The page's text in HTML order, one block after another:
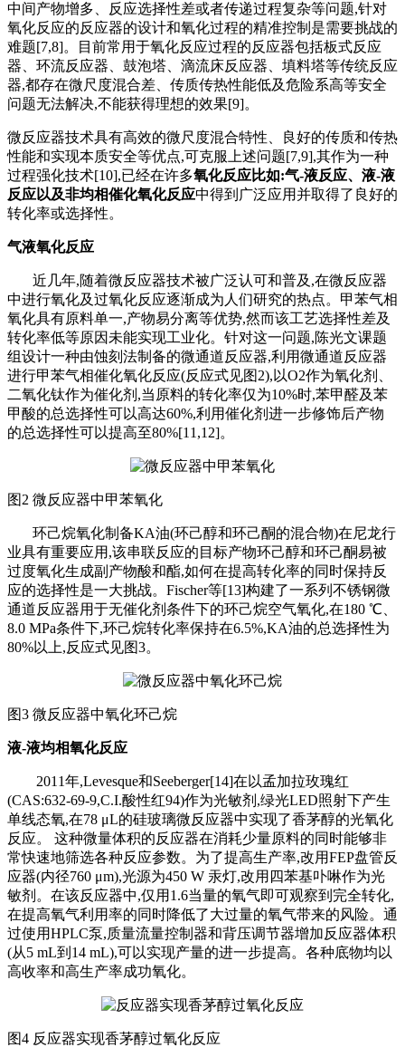
中间产物增多、反应选择性差或者传递过程复杂等问题,针对
氧化反应的反应器的设计和氧化过程的精准控制是需要挑战的
难题[7,8]。目前常用于氧化反应过程的反应器包括板式反应
器、环流反应器、鼓泡塔、滴流床反应器、填料塔等传统反应
器,都存在微尺度混合差、传质传热性能低及危险系高等安全
问题无法解决,不能获得理想的效果[9]。
微反应器技术具有高效的微尺度混合特性、良好的传质和传热
性能和实现本质安全等优点,可克服上述问题[7,9],其作为一种
过程强化技术[10],已经在许多氧化反应比如:气-液反应、液-液
反应以及非均相催化氧化反应中得到广泛应用并取得了良好的
转化率或选择性。
气液氧化反应
近几年,随着微反应器技术被广泛认可和普及,在微反应器
中进行氧化及过氧化反应逐渐成为人们研究的热点。甲苯气相
氧化具有原料单一,产物易分离等优势,然而该工艺选择性差及
转化率低等原因未能实现工业化。针对这一问题,陈光文课题
组设计一种由蚀刻法制备的微通道反应器,利用微通道反应器
进行甲苯气相催化氧化反应(反应式见图2),以O2作为氧化剂、
二氧化钛作为催化剂,当原料的转化率仅为10%时,苯甲醛及苯
甲酸的总选择性可以高达60%,利用催化剂进一步修饰后产物
的总选择性可以提高至80%[11,12]。
图2 微反应器中甲苯氧化
环己烷氧化制备KA油(环己醇和环己酮的混合物)在尼龙行
业具有重要应用,该串联反应的目标产物环己醇和环己酮易被
过度氧化生成副产物酸和酯,如何在提高转化率的同时保持反
应的选择性是一大挑战。Fischer等[13]构建了一系列不锈钢微
通道反应器用于无催化剂条件下的环己烷空气氧化,在180 ℃、
8.0 MPa条件下,环己烷转化率保持在6.5%,KA油的总选择性为
80%以上,反应式见图3。
图3 微反应器中氧化环己烷
液-液均相氧化反应
2011年,Levesque和Seeberger[14]在以孟加拉玫瑰红
(CAS:632-69-9,C.I.酸性红94)作为光敏剂,绿光LED照射下产生
单线态氧,在78 μL的硅玻璃微反应器中实现了香茅醇的光氧化
反应。 这种微量体积的反应器在消耗少量原料的同时能够非
常快速地筛选各种反应参数。为了提高生产率,改用FEP盘管反
应器(内径760 μm),光源为450 W 汞灯,改用四苯基卟啉作为光
敏剂。在该反应器中,仅用1.6当量的氧气即可观察到完全转化,
在提高氧气利用率的同时降低了大过量的氧气带来的风险。通
过使用HPLC泵,质量流量控制器和背压调节器增加反应器体积
(从5 mL到14 mL),可以实现产量的进一步提高。各种底物均以
高收率和高生产率成功氧化。
图4 反应器实现香茅醇过氧化反应